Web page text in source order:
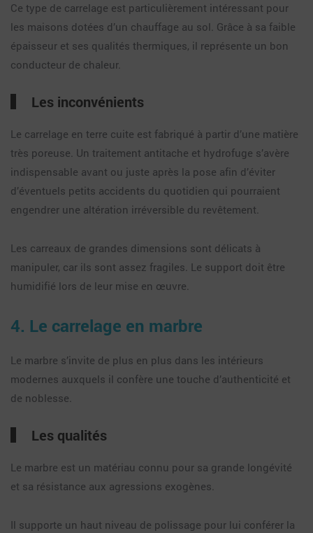
Ce type de carrelage est particulièrement intéressant pour
les maisons dotées d’un chauffage au sol. Grâce à sa faible
épaisseur et ses qualités thermiques, il représente un bon
conducteur de chaleur.
Les inconvénients
Le carrelage en terre cuite est fabriqué à partir d’une matière
très poreuse. Un traitement antitache et hydrofuge s’avère
indispensable avant ou juste après la pose afin d’éviter
d’éventuels petits accidents du quotidien qui pourraient
engendrer une altération irréversible du revêtement.
Les carreaux de grandes dimensions sont délicats à
manipuler, car ils sont assez fragiles. Le support doit être
humidifié lors de leur mise en œuvre.
4. Le carrelage en marbre
Le marbre s’invite de plus en plus dans les intérieurs
modernes auxquels il confère une touche d’authenticité et
de noblesse.
Les qualités
Le marbre est un matériau connu pour sa grande longévité
et sa résistance aux agressions exogènes.
Il supporte un haut niveau de polissage pour lui conférer la